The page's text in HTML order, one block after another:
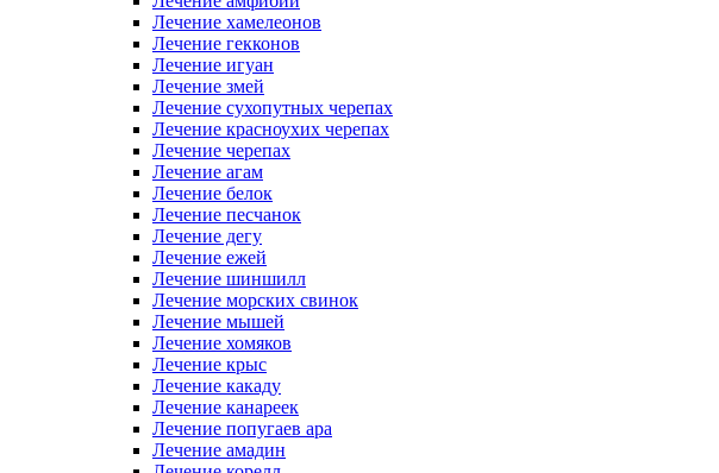
Лечение хамелеонов
Лечение гекконов
Лечение игуан
Лечение змей
Лечение сухопутных черепах
Лечение красноухих черепах
Лечение черепах
Лечение агам
Лечение белок
Лечение песчанок
Лечение дегу
Лечение ежей
Лечение шиншилл
Лечение морских свинок
Лечение мышей
Лечение хомяков
Лечение крыс
Лечение какаду
Лечение канареек
Лечение попугаев ара
Лечение амадин